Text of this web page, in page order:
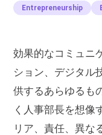
Entrepreneurship
効果的なコミュニ
ション、デジタル
供するあらゆるも
く人事部長を想像
リア、責任、異な